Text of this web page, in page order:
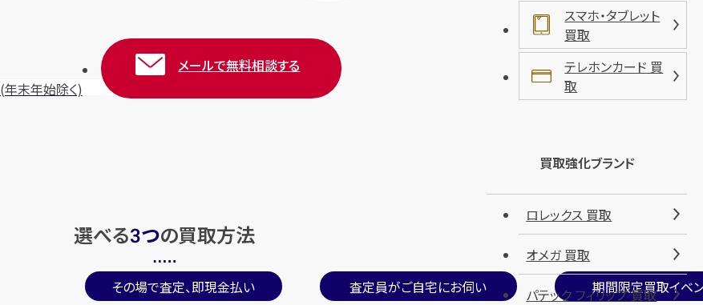
(年末年始除く)
メールで無料相談する
選べる3つの買取方法
その場で査定、即現金払い 査定員がご自宅にお伺い 期間限定買取イベ
スマホ・タブレット
買取
テレホンカード 買
取
買取強化ブランド
ロレックス 買取
オメガ 買取
パテック フィリップ 買取